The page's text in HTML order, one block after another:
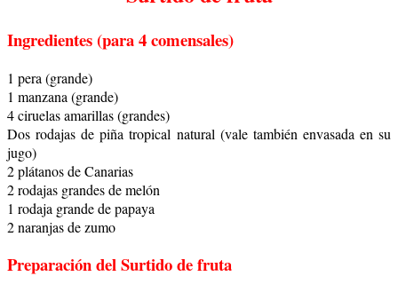
Ingredientes (para 4 comensales)
1 pera (grande)
1 manzana (grande)
4 ciruelas amarillas (grandes)
Dos rodajas de piña tropical natural (vale también envasada en su
jugo)
2 plátanos de Canarias
2 rodajas grandes de melón
1 rodaja grande de papaya
2 naranjas de zumo
Preparación del Surtido de fruta